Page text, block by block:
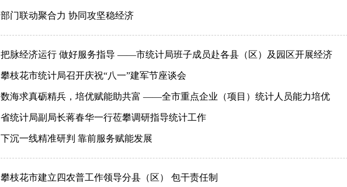
部门联动聚合力 协同攻坚稳经济
把脉经济运行 做好服务指导 ——市统计局班子成员赴各县（区）及园区开展经济
攀枝花市统计局召开庆祝“八一”建军节座谈会
数海求真砺精兵，培优赋能助共富 ——全市重点企业（项目）统计人员能力培优
省统计局副局长蒋春华一行莅攀调研指导统计工作
下沉一线精准研判 靠前服务赋能发展
攀枝花市建立四农普工作领导分县（区） 包干责任制